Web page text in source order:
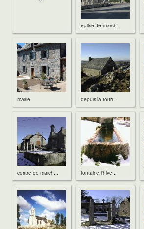
eglise de march...
mairie depuis la tourr...
centre de march... fontaine l'hive...